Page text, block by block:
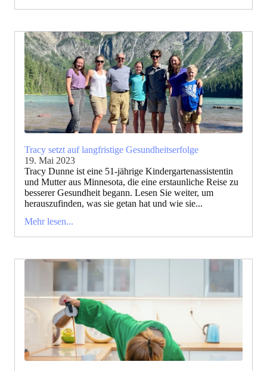
Tracy setzt auf langfristige Gesundheitserfolge
19. Mai 2023
Tracy Dunne ist eine 51-jährige Kindergartenassistentin
und Mutter aus Minnesota, die eine erstaunliche Reise zu
besserer Gesundheit begann. Lesen Sie weiter, um
herauszufinden, was sie getan hat und wie sie...
Mehr lesen...